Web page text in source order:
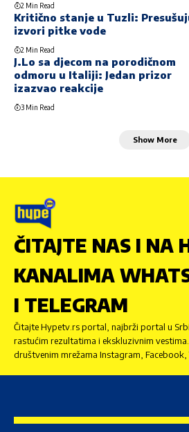
2 Min Read
Kritično stanje u Tuzli:
izvori pitke vode
2 Min Read
J.Lo sa djecom na porodičnom
odmoru u Italiji: Jedan prizor
izazvao reakcije
3 Min Read
Show More
ČITAJTE NAS I NA
KANALIMA
I TELEGRAM
Čitajte Hypetv.rs portal, najbrži portal u
rastućim rezultatima i ekskluzivnim
društvenim mrežama Instagram, Facebook,